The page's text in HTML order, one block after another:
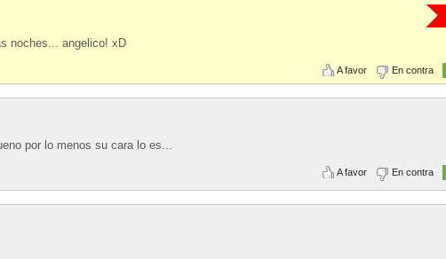
noches... angelico! xD
A favor En contra
por lo menos su cara lo es...
A favor En contra